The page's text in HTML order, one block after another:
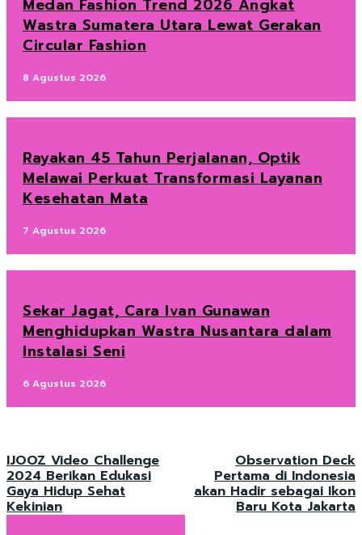
Medan Fashion Trend 2026 Angkat
Wastra Sumatera Utara Lewat Gerakan
Circular Fashion
8 Agustus 2026
Rayakan 45 Tahun Perjalanan, Optik
Melawai Perkuat Transformasi Layanan
Kesehatan Mata
7 Agustus 2026
Sekar Jagat, Cara Ivan Gunawan
Menghidupkan Wastra Nusantara dalam
Instalasi Seni
6 Agustus 2026
IJOOZ Video Challenge
2024 Berikan Edukasi
Gaya Hidup Sehat
Kekinian
Observation Deck
Pertama di Indonesia
akan Hadir sebagai Ikon
Baru Kota Jakarta